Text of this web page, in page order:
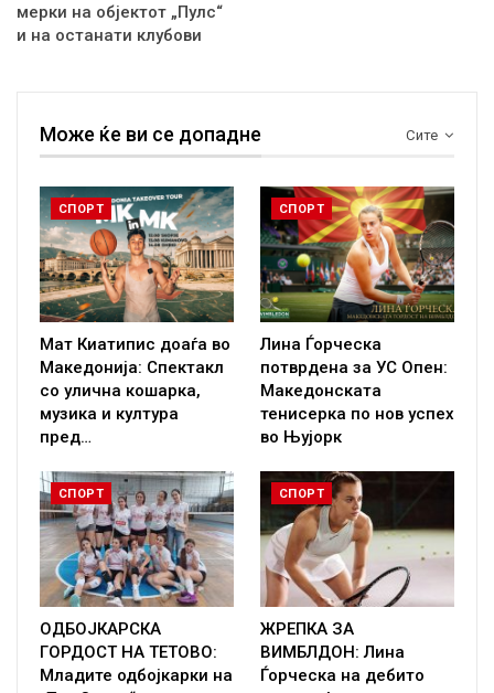
мерки на објектот „Пулс“
и на останати клубови
Сите
Може ќе ви се допадне
СПОРТ
Мат Киатипис доаѓа во
Македонија: Спектакл
со улична кошарка,
музика и култура
пред…
СПОРТ
Лина Ѓорческа
потврдена за УС Опен:
Македонската
тенисерка по нов успех
во Њујорк
СПОРТ
ОДБОЈКАРСКА
ГОРДОСТ НА ТЕТОВО:
Младите одбојкарки на
СПОРТ
ЖРЕПКА ЗА
ВИМБЛДОН: Лина
Ѓорческа на дебито